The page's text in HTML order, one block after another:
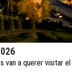
van a querer visitar